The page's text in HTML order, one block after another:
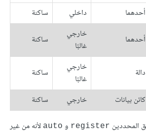
أحدهما داخلي ساكنة
أحدهما
خارجي
غالبًا
ساكنة
دالة
خارجي
غالبًا
ساكنة
كائن بيانات خارجي
ساكنة
المحددين register و auto لأنه من غير